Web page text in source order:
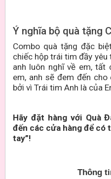
Ý nghĩa bộ quà tặng
Combo quà tặng đặc
chiếc hộp trái tim đầy
anh luôn nghĩ về em, tất
em, anh sẽ đem đến
bởi vì Trái tim Anh là của
Hãy đặt hàng với Quà
đến các cửa hàng để có
tay”!
Thông